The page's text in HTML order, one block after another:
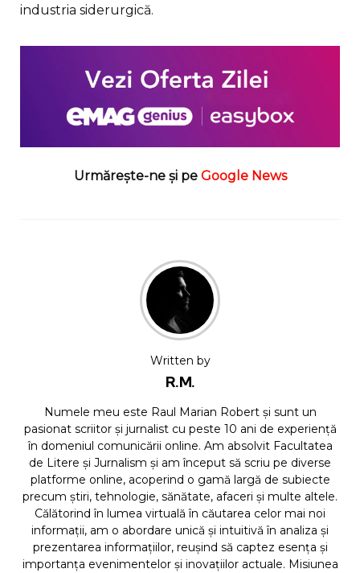
industria siderurgică.
Urmărește-ne și pe Google News
Written by
R.M.
Numele meu este Raul Marian Robert și sunt un
pasionat scriitor și jurnalist cu peste 10 ani de experiență
în domeniul comunicării online. Am absolvit Facultatea
de Litere și Jurnalism și am început să scriu pe diverse
platforme online, acoperind o gamă largă de subiecte
precum știri, tehnologie, sănătate, afaceri și multe altele.
Călătorind în lumea virtuală în căutarea celor mai noi
informații, am o abordare unică și intuitivă în analiza și
prezentarea informațiilor, reușind să captez esența și
importanța evenimentelor și inovațiilor actuale. Misiunea